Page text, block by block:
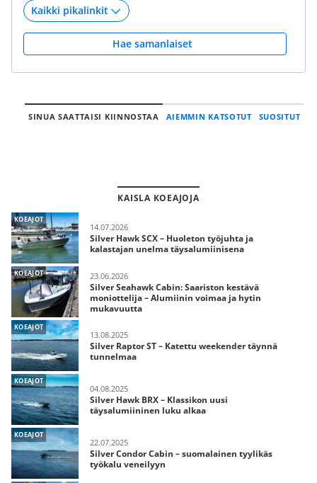
Hae samanlaiset
SINUA SAATTAISI KIINNOSTAA AIEMMIN KATSOTUT SUOSITUT
KAISLA KOEAJOJA
KOEAJOT
14.07.2026
Silver Hawk SCX – Huoleton työjuhta ja
kalastajan unelma täysalumiinisena
KOEAJOT 23.06.2026
Silver Seahawk Cabin: Saariston kestävä
moniottelija – Alumiinin voimaa ja hytin
mukavuutta
KOEAJOT
13.08.2025
Silver Raptor ST – Katettu weekender täynnä
tunnelmaa
KOEAJOT
04.08.2025
Silver Hawk BRX – Klassikon uusi
täysalumiininen luku alkaa
KOEAJOT
22.07.2025
Silver Condor Cabin – suomalainen tyylikäs
työkalu veneilyyn